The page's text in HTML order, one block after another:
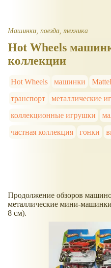
Машинки, поезда, техника
Hot Wheels
коллекции
Hot Wheels машинки Mattel
транспорт
металлические
коллекционные игрушки
частная коллекция
гонки
Продолжение обзоров
металлические мини-машинки
8 см).